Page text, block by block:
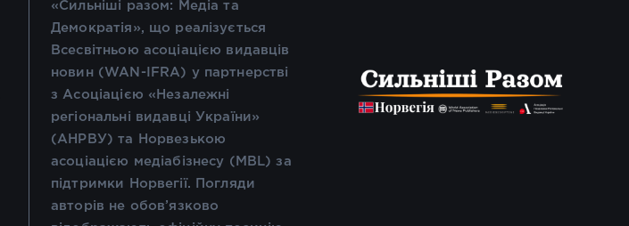
«Сильніші разом: Медіа та
Демократія», що реалізується
Всесвітньою асоціацією видавців
новин (WAN-IFRA) у партнерстві
з Асоціацією «Незалежні
регіональні видавці України»
(АНРВУ) та Норвезькою
асоціацією медіабізнесу (MBL) за
підтримки Норвегії. Погляди
авторів не обов’язково